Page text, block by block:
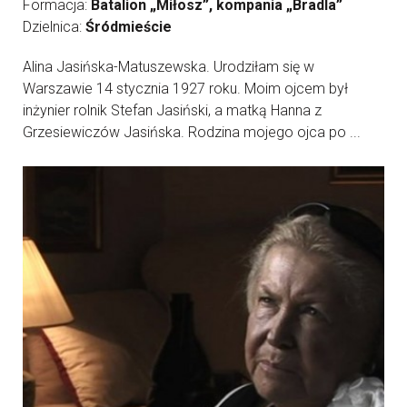
Formacja: Batalion „Miłosz”, kompania „Bradla”
Dzielnica: Śródmieście
Alina Jasińska-Matuszewska. Urodziłam się w
Warszawie 14 stycznia 1927 roku. Moim ojcem był
inżynier rolnik Stefan Jasiński, a matką Hanna z
Grzesiewiczów Jasińska. Rodzina mojego ojca po ...